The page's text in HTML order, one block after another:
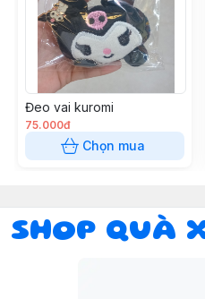
Đeo vai kuromi
75.000đ
Chọn mua
SHOP QUÀ